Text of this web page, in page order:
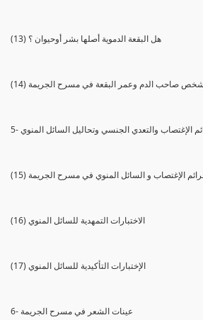
(13) هل البقعة الدموية أصلها بشر أوحيوان ؟
الشخص صاحب الدم وعمر البقعة في مسرح الجريمة
الإغتصاب والتعدي الجنسي وتحاليل السائل المنوي
جرائم الإغتصاب و السائل المنوي في مسرح الجريمة
(16) الاختبارات التمهدية للسائل المنوي
(17) الإختبارات التأكيدية للسائل المنوي
6- عينات الشعر في مسرح الجريمة